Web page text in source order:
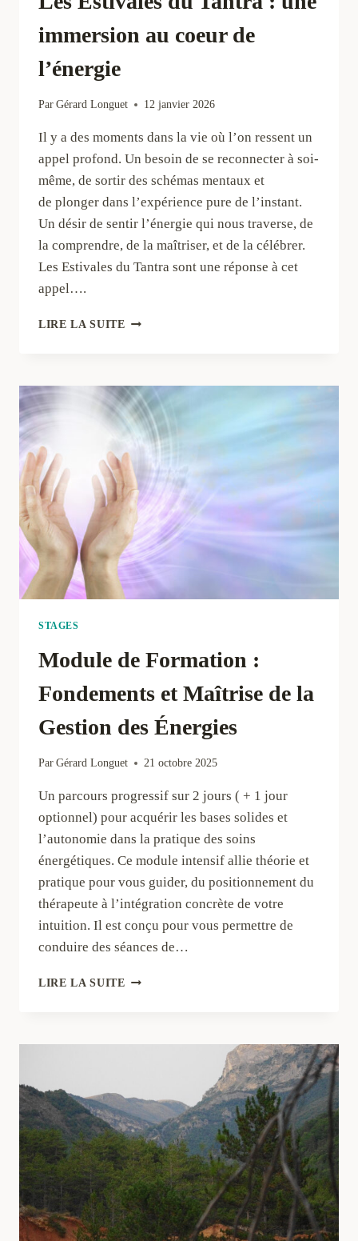
immersion au coeur de
l’énergie
Par Gérard Longuet 12 janvier 2026
Il y a des moments dans la vie où l’on ressent un
appel profond. Un besoin de se reconnecter à soi-
même, de sortir des schémas mentaux et
de plonger dans l’expérience pure de l’instant.
Un désir de sentir l’énergie qui nous traverse, de
la comprendre, de la maîtriser, et de la célébrer.
Les Estivales du Tantra sont une réponse à cet
appel….
LIRE LA SUITE LES
:
UNE
IMMERSION
AU
COEUR
DE
L’ÉNERGIE
STAGES
Module de Formation :
Fondements et Maîtrise de la
Gestion des Énergies
Par Gérard Longuet 21 octobre 2025
Un parcours progressif sur 2 jours ( + 1 jour
optionnel) pour acquérir les bases solides et
l’autonomie dans la pratique des soins
énergétiques. Ce module intensif allie théorie et
pratique pour vous guider, du positionnement du
thérapeute à l’intégration concrète de votre
intuition. Il est conçu pour vous permettre de
conduire des séances de…
LIRE LA SUITE MODULE
FONDEMENTS
DE
LA
GESTION
DES
ÉNERGIES